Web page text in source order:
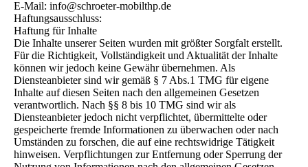
E-Mail: info@schroeter-mobilthp.de
Haftungsausschluss:
Haftung für Inhalte
Die Inhalte unserer Seiten wurden mit größter Sorgfalt erstellt.
Für die Richtigkeit, Vollständigkeit und Aktualität der Inhalte
können wir jedoch keine Gewähr übernehmen. Als
Diensteanbieter sind wir gemäß § 7 Abs.1 TMG für eigene
Inhalte auf diesen Seiten nach den allgemeinen Gesetzen
verantwortlich. Nach §§ 8 bis 10 TMG sind wir als
Diensteanbieter jedoch nicht verpflichtet, übermittelte oder
gespeicherte fremde Informationen zu überwachen oder nach
Umständen zu forschen, die auf eine rechtswidrige Tätigkeit
hinweisen. Verpflichtungen zur Entfernung oder Sperrung der